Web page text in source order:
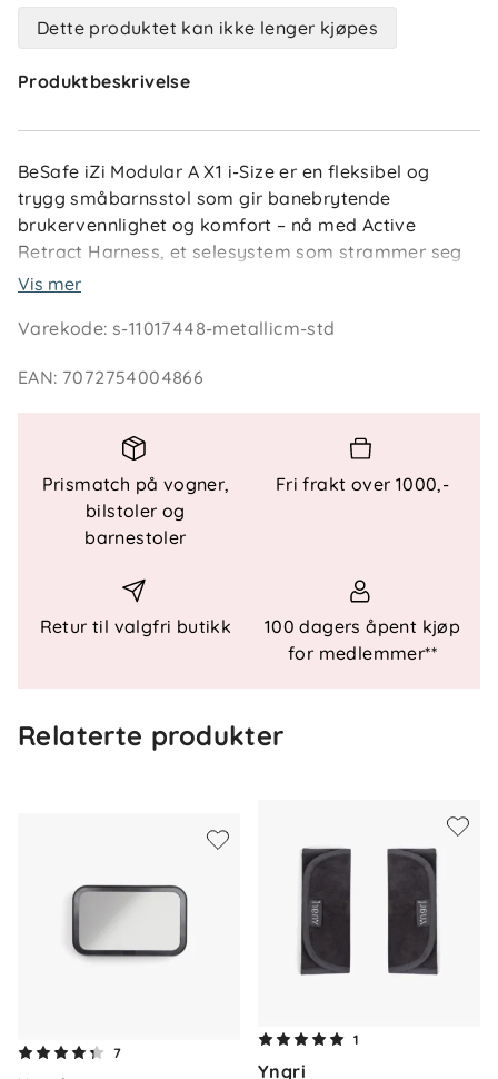
Dette produktet kan ikke lenger kjøpes
Produktbeskrivelse
BeSafe iZi Modular A X1 i-Size er en fleksibel og
trygg småbarnsstol som gir banebrytende
brukervennlighet og komfort – nå med Active
Retract Harness, et selesystem som strammer seg
selv for korrekt sikring hver gang.
Stolen kan brukes både bakovervendt (61–105 cm)
forbedringer sammenlignet med tidligere modeller:
forbedret sidebeskyttelse med slide-on SIP+, og
ergonomiske skulderputer for bedre
bevegelsesfrihet.
Funksjonelle detaljer
Bruk: Bakovervendt 61–105 cm /
Fremovervendt 88–105 cm
Justering: 10-trinns hodestøtte, justerbare
Sidebeskyttelse: SIP og SIP+ med slide-on-
Ventilasjon: 3D Mesh + bakpanel med
luftgjennomstrømning
Modulsystem: Passer på iZi Modular i-Size-
base (base kjøpes separat)
Spesifikasjoner
Vis mer
Varekode:s-11017448-metallicm-std
EAN: 7072754004866
Prismatch på vogner,
bilstoler og
barnestoler
Fri frakt over 1000,-
Retur til valgfri butikk
100 dagers åpent kjøp
for medlemmer**
Relaterte produkter
7
1
Yngri